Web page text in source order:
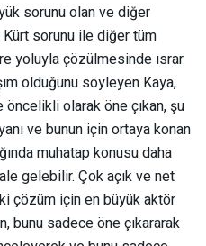
sorunu olan ve diğer
Kürt sorunu ile diğer tüm
yoluyla çözülmesinde ısrar
olduğunu söyleyen Kaya,
olarak öne çıkan, şu
ve bunun için ortaya konan
muhatap konusu daha
gelebilir. Çok açık ve net
çözüm için en büyük aktör
bunu sadece öne çıkararak